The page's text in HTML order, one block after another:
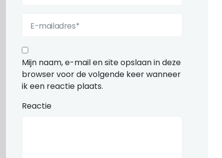
Mijn naam, e-mail en site opslaan in deze
browser voor de volgende keer wanneer
ik een reactie plaats.
Reactie